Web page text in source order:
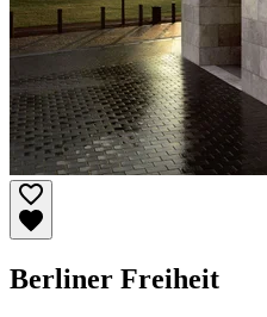
Berliner Freiheit